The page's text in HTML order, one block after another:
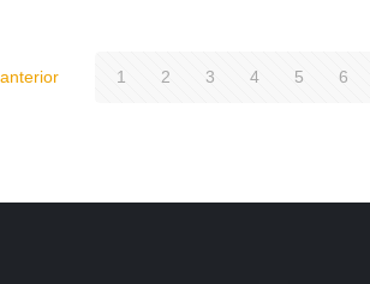
1 2 3 4 5 6